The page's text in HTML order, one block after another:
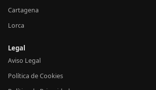
Cartagena
Lorca
Legal
Aviso Legal
Política de Cookies